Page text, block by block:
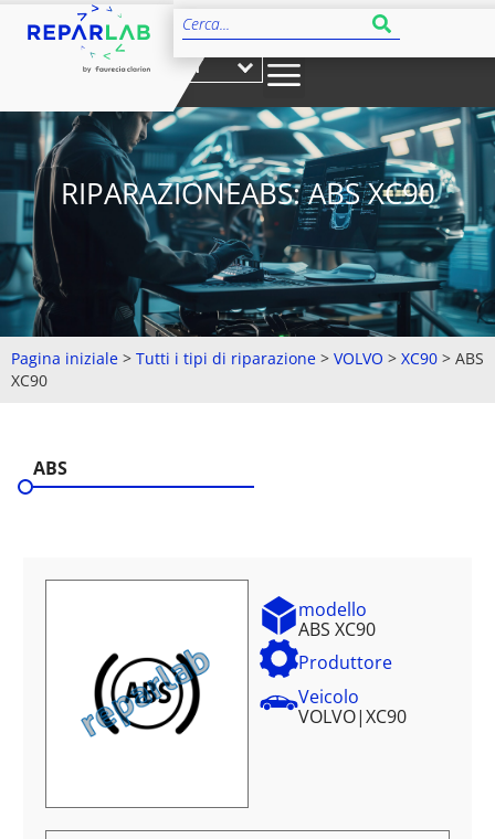
IT
RIPARAZIONEABS: ABS XC90
Pagina iniziale > Tutti i tipi di riparazione > VOLVO > XC90 > ABS
XC90
ABS
modello
ABS XC90
Produttore
Veicolo
VOLVO|XC90